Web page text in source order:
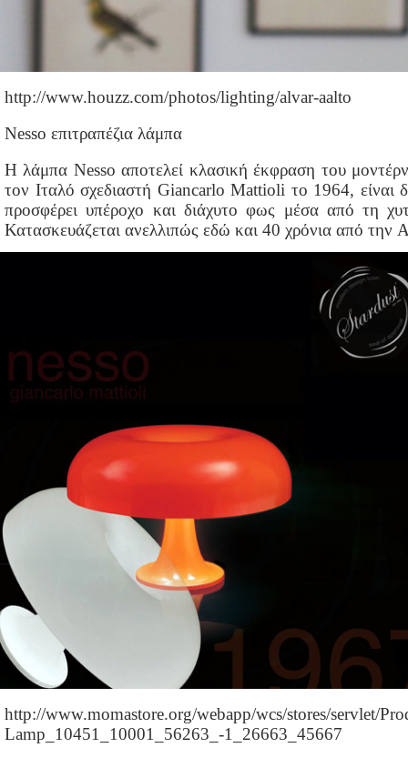
http://www.houzz.com/photos/lighting/alvar-aalto
Nesso επιτραπέζια λάμπα
Η λάμπα Nesso αποτελεί κλασική έκφραση του
τον Ιταλό σχεδιαστή Giancarlo Mattioli το 1964, είναι
προσφέρει υπέροχο και διάχυτο φως μέσα από τη
Κατασκευάζεται ανελλιπώς εδώ και 40 χρόνια από την
http://www.momastore.org/webapp/wcs/stores/servlet/
Lamp_10451_10001_56263_-1_26663_45667